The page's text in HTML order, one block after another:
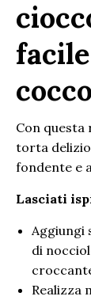
Con questa
torta
fondente e
Lasciati
Aggiungi
di
Realizza